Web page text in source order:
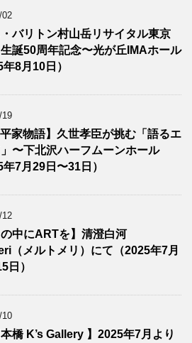
02
・バリトン村山岳リサイタル東京
誕50周年記念〜光が丘IMAホール
年8月10日）
19
平家物語】久世孝臣が挑む「語るエ
〜下北沢ハーフムーンホール
年7月29日〜31日）
12
の中にARTを】清澄白河
（メルトメリ）にて（2025年7月
日）
10
本橋 K’s Gallery 】2025年7月より